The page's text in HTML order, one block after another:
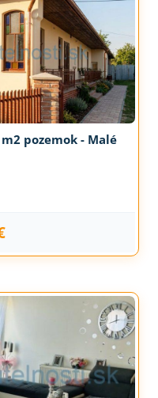
pozemok - Malé